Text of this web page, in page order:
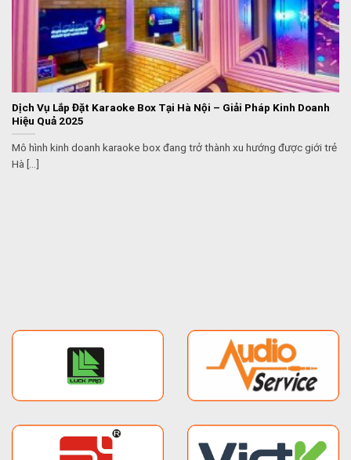
Dịch Vụ Lắp Đặt Karaoke Box Tại Hà Nội – Giải Pháp Kinh Doanh
Hiệu Quả 2025
Mô hình kinh doanh karaoke box đang trở thành xu hướng được giới trẻ
Hà [...]